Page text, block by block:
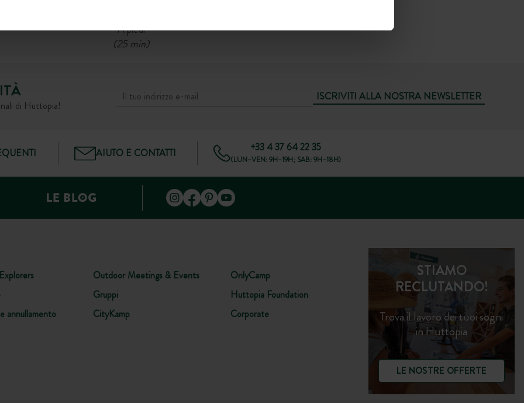
A piedi
(25 min)
di Huttopia!
ISCRIVITI ALLA NOSTRA NEWSLETTER
AIUTO E CONTATTI +33 4 37 64 22 35
(LUN–VEN: 9H–19H; SAB: 9H–18H)
annullamento
Outdoor Meetings & Events
Gruppi
CityKamp
OnlyCamp
Huttopia Foundation
Corporate
STIAMO
RECLUTANDO!
Trova il lavoro dei tuoi sogni
in Huttopia
LE NOSTRE OFFERTE